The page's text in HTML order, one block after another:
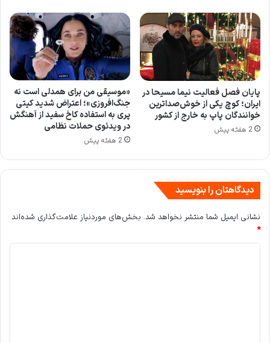
پایان فصل فعالیت نیما مسیحا در
ایران؛ کوچ یکی از خوش‌صداترین
خوانندگان پاپ به خارج از کشور
2 هفته پیش
«موسیقی من برای همدلی است نه
جنگ‌افروزی»؛ اعتراض شدید کیتی
پری به استفاده کاخ سفید از آهنگش
در ویدئوی حملات نظامی
2 هفته پیش
دیدگاهتان را بنویسید
نشانی ایمیل شما منتشر نخواهد شد. بخش‌های موردنیاز علامت‌گذاری شده‌اند
*